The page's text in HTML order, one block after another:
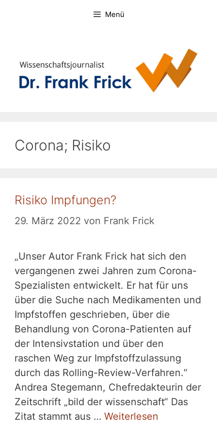
Menü
Corona; Risiko
Risiko Impfungen?
29. März 2022 von Frank Frick
„Unser Autor Frank Frick hat sich den
vergangenen zwei Jahren zum Corona-
Spezialisten entwickelt. Er hat für uns
über die Suche nach Medikamenten und
Impfstoffen geschrieben, über die
Behandlung von Corona-Patienten auf
der Intensivstation und über den
raschen Weg zur Impfstoffzulassung
durch das Rolling-Review-Verfahren.“
Andrea Stegemann, Chefredakteurin der
Zeitschrift „bild der wissenschaft“ Das
Zitat stammt aus … Weiterlesen